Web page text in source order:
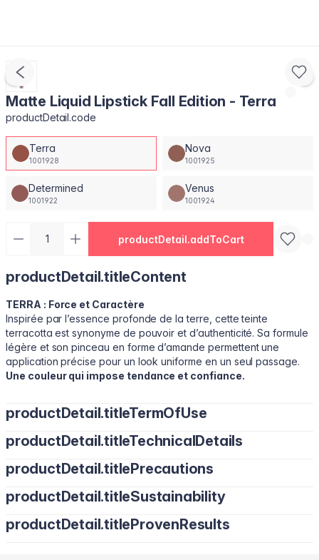
Matte Liquid Lipstick Fall Edition - Terra
productDetail.code
Terra
1001928
Nova
1001925
Determined
1001922
Venus
1001924
productDetail.addToCart
productDetail.titleContent
TERRA : Force et Caractère
Inspirée par l’essence profonde de la terre, cette teinte
terracotta est synonyme de pouvoir et d’authenticité. Sa formule
légère et son pinceau en forme d’amande permettent une
application précise pour un look uniforme en un seul passage.
Une couleur qui impose tendance et confiance.
productDetail.titleTermOfUse
Appliquer en fines couches et laisser sécher pour une fixation
productDetail.titleTechnicalDetails
Isododécane, diméthicone, cire synthétique, pigments minéraux.
productDetail.titlePrecautions
Usage externe uniquement. Éviter le contact avec les yeux.
enfants, dans un endroit frais et sec, à l’abri de la lumière directe
productDetail.titleSustainability
Vegan et sans parabènes. Convient à tous types de peau. Sans
productDetail.titleProvenResults